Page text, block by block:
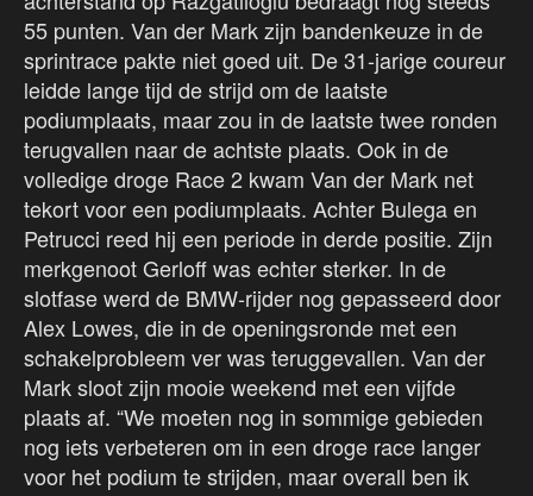
55 punten. Van der Mark zijn bandenkeuze in de
sprintrace pakte niet goed uit. De 31-jarige coureur
leidde lange tijd de strijd om de laatste
podiumplaats, maar zou in de laatste twee ronden
terugvallen naar de achtste plaats. Ook in de
volledige droge Race 2 kwam Van der Mark net
tekort voor een podiumplaats. Achter Bulega en
Petrucci reed hij een periode in derde positie. Zijn
merkgenoot Gerloff was echter sterker. In de
slotfase werd de BMW-rijder nog gepasseerd door
Alex Lowes, die in de openingsronde met een
schakelprobleem ver was teruggevallen. Van der
Mark sloot zijn mooie weekend met een vijfde
plaats af. “We moeten nog in sommige gebieden
nog iets verbeteren om in een droge race langer
voor het podium te strijden, maar overall ben ik